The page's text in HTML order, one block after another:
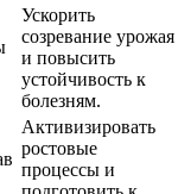
Ускорить
созревание урожая
и повысить
устойчивость к
болезням.
Активизировать
ростовые
процессы и